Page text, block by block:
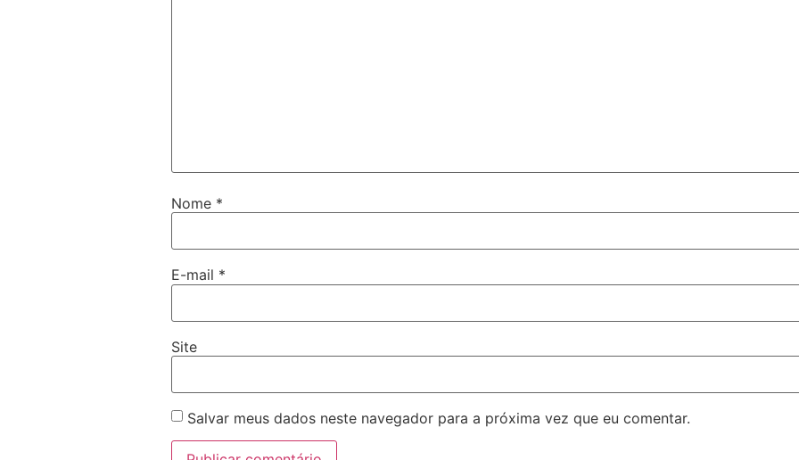
Nome *
E-mail *
Site
Salvar meus dados neste navegador para a próxima vez que eu comentar.